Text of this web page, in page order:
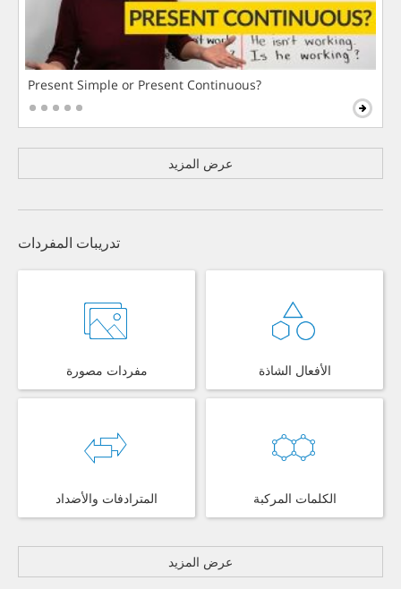
Present Simple or Present Continuous?
عرض المزيد
تدريبات المفردات
مفردات مصورة الأفعال الشاذة
المترادفات والأضداد الكلمات المركبة
عرض المزيد